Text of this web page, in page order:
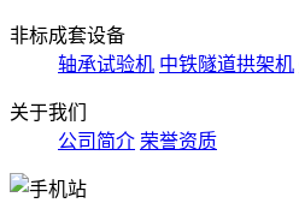
非标成套设备
轴承试验机 中铁隧道拱架机
关于我们
公司简介 荣誉资质